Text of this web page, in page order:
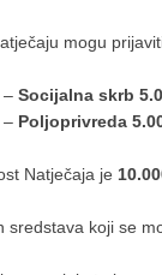
mogu
– Socijalna skrb
– Poljoprivreda
Natječaja je
sredstava koji se